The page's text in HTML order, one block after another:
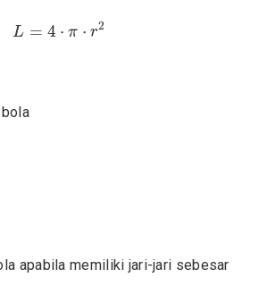
L = 4 ⋅ π ⋅ r2
4
apabila memiliki jari-jari sebesar